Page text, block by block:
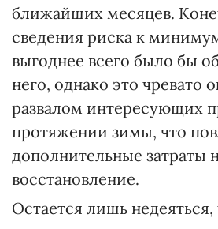
ближайших месяцев.
сведения риска к
выгоднее всего было бы
него, однако это чревато
развалом интересующих
протяжении зимы, что
дополнительные затраты
восстановление.
Остается лишь